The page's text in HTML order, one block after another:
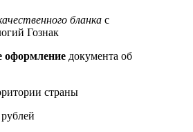
бланка с
Гознак
оформление документа об
страны